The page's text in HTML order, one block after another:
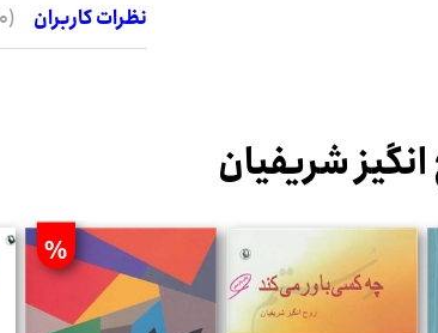
نظرات کاربران (0 نظر)
انگیز شریفیان
%